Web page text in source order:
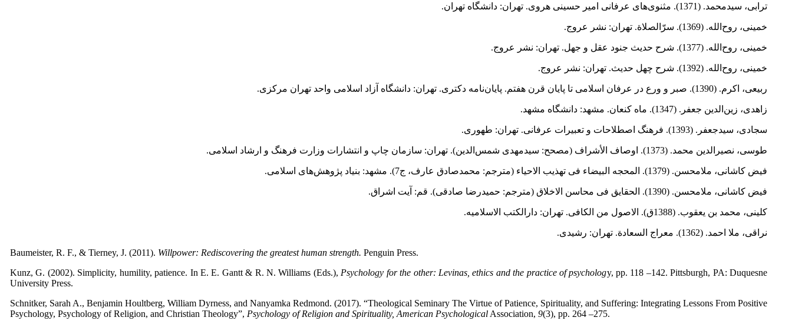
ترابی، سیدمحمد. (1371). مثنوی‌های عرفانی امیر حسینی هروی. تهران: دانشگاه تهران.
خمینی، روح‌الله. (1369). سرّالصلاة. تهران: نشر عروج.
خمینی، روح‌الله. (1377). شرح حدیث جنود عقل و جهل. تهران: نشر عروج.
خمینی، روح‌الله. (1392). شرح چهل حدیث. تهران: نشر عروج.
ربیعی، اکرم. (1390). صبر و ورع در عرفان اسلامی تا پایان قرن هفتم. پایان‌نامه دکتری. تهران: دانشگاه آزاد اسلامی واحد تهران مرکزی.
زاهدی، زین‌الدین جعفر. (1347). ماه کنعان. مشهد: دانشگاه مشهد.
سجادی، سیدجعفر. (1393). فرهنگ اصطلاحات و تعبیرات عرفانی. تهران: طهوری.
طوسی، نصیرالدین محمد. (1373). اوصاف الأشراف (مصحح: سیدمهدی شمس‌الدین). تهران: سازمان چاپ و انتشارات وزارت فرهنگ و ارشاد اسلامی.
فیض کاشانی، ملامحسن. (1379). المحجه البیضاء فی تهذیب الاحیاء (مترجم: محمدصادق عارف، ج7). مشهد: بنیاد پژوهش‌های اسلامی.
فیض کاشانی، ملامحسن. (1390). الحقایق فی محاسن الاخلاق (مترجم: حمیدرضا صادقی). قم: آیت اشراق.
کلینی، محمد بن یعقوب. (1388ق). الاصول من الکافی. تهران: دارالکتب الاسلامیه.‏
نراقی، ملا احمد. (1362). معراج السعادة. تهران: رشیدی.
Baumeister, R. F., & Tierney, J. (2011). Willpower: Rediscovering the greatest human strength. Penguin Press.
Kunz, G. (2002). Simplicity, humility, patience. In E. E. Gantt & R. N. Williams (Eds.), Psychology for the other: Levinas, ethics and the practice of psychology, pp. 118 –142. Pittsburgh, PA: Duquesne
University Press.
Schnitker, Sarah A., Benjamin Houltberg, William Dyrness, and Nanyamka Redmond. (2017). “Theological Seminary The Virtue of Patience, Spirituality, and Suffering: Integrating Lessons From Positive
Psychology, Psychology of Religion, and Christian Theology”, Psychology of Religion and Spirituality, American Psychological Association, 9(3), pp. 264 –275.